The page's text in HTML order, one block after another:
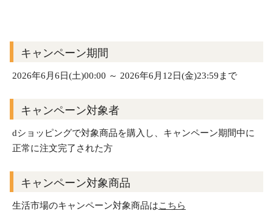
キャンペーン期間
2026年6月6日(土)00:00 ～ 2026年6月12日(金)23:59まで
キャンペーン対象者
dショッピングで対象商品を購入し、キャンペーン期間中に
正常に注文完了された方
キャンペーン対象商品
生活市場のキャンペーン対象商品はこちら